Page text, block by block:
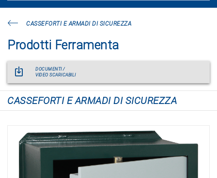
CASSEFORTI E ARMADI DI SICUREZZA
Prodotti Ferramenta
DOCUMENTI /
VIDEO SCARICABILI
CASSEFORTI E ARMADI DI SICUREZZA